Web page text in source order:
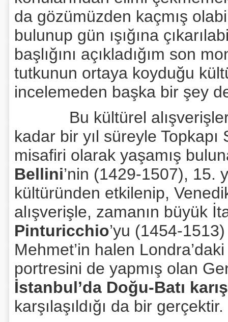
da gözümüzden kaçmış
bulunup gün ışığına
başlığını açıkladığım son
tutkunun ortaya koyduğu
incelemeden başka bir şey
Bu kültürel alışverişlerin
kadar bir yıl süreyle Topkapı
misafiri olarak yaşamış
Bellini’nin (1429-1507), 15.
kültüründen etkilenip,
alışverişle, zamanın büyük
Pinturicchio’yu (1454-
Mehmet’in halen
portresini de yapmış olan
İstanbul’da Doğu-Batı
karşılaşıldığı da bir gerçektir.